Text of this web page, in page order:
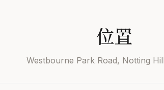
位置
Westbourne Park Road, Notting